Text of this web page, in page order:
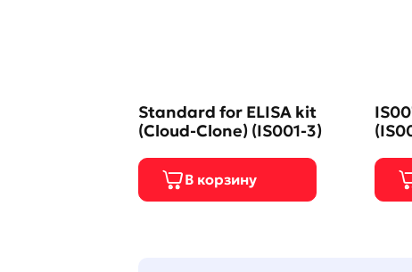
Standard for ELISA kit
(Cloud-Clone) (IS001-3)